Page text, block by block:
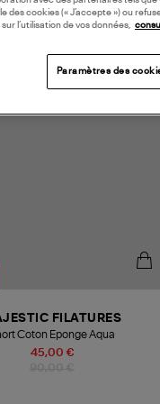
45,00 €
FILATURES
Coton Eponge Aqua
des cookies (« J’accepte ») ou
l’utilisation de vos données,
Paramètres des